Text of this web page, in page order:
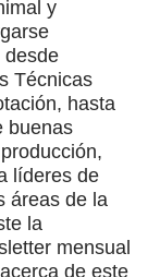
y
desde
Técnicas
hasta
buenas
líderes de
áreas de la
la
mensual
de este